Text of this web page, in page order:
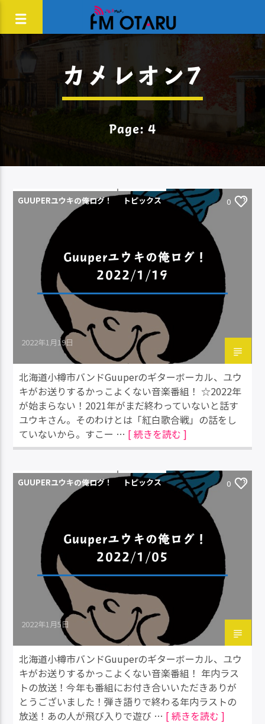
カメレオン7
Page: 4
GUUPERユウキの俺ログ！ トピックス 0
Guuperユウキの俺ログ！
2022/1/19
2022年1月19日
北海道小樽市バンドGuuperのギターボーカル、ユウ
キがお送りするかっこよくない音楽番組！ ☆2022年
が始まらない！2021年がまだ終わっていないと話す
ユウキさん。そのわけとは「紅白歌合戦」の話をし
ていないから。すこー … [ 続きを読む ]
GUUPERユウキの俺ログ！ トピックス 0
Guuperユウキの俺ログ！
2022/1/05
2022年1月5日
北海道小樽市バンドGuuperのギターボーカル、ユウ
キがお送りするかっこよくない音楽番組！ 年内ラス
トの放送！今年も番組にお付き合いいただきありが
とうございました！弾き語りで終わる年内ラストの
放送！あの人が飛び入りで遊び … [ 続きを読む ]